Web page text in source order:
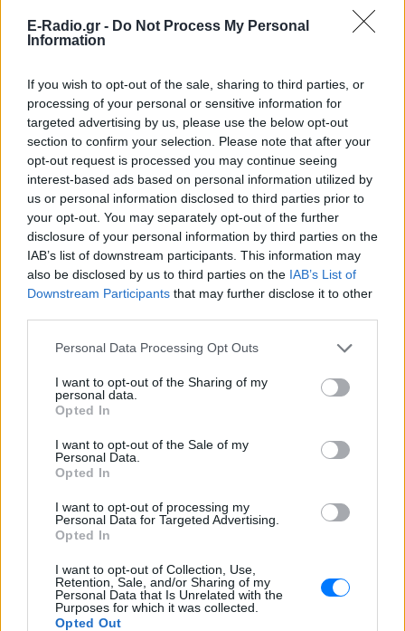
E-Radio.gr - Do Not Process My Personal
Information
If you wish to opt-out of the sale, sharing to third parties, or
processing of your personal or sensitive information for
targeted advertising by us, please use the below opt-out
section to confirm your selection. Please note that after your
opt-out request is processed you may continue seeing
interest-based ads based on personal information utilized by
us or personal information disclosed to third parties prior to
your opt-out. You may separately opt-out of the further
disclosure of your personal information by third parties on the
IAB’s list of downstream participants. This information may
also be disclosed by us to third parties on the IAB’s List of
Downstream Participants that may further disclose it to other
Personal Data Processing Opt Outs
I want to opt-out of the Sharing of my
personal data.
Opted In
I want to opt-out of the Sale of my
Personal Data.
Opted In
I want to opt-out of processing my
Personal Data for Targeted Advertising.
Opted In
I want to opt-out of Collection, Use,
Retention, Sale, and/or Sharing of my
Personal Data that Is Unrelated with the
Purposes for which it was collected.
Opted Out
και μάθετε πρώτοιτα πιο hot νέα.
Για ακόμη περισσότερανέα, μπείτε στηνροή
ειδήσεωντου E-Daily.gr
Ακολουθήστε το E-Radio.gr και στο Instagram
ΔΙΑΦΗΜΙΣΗ